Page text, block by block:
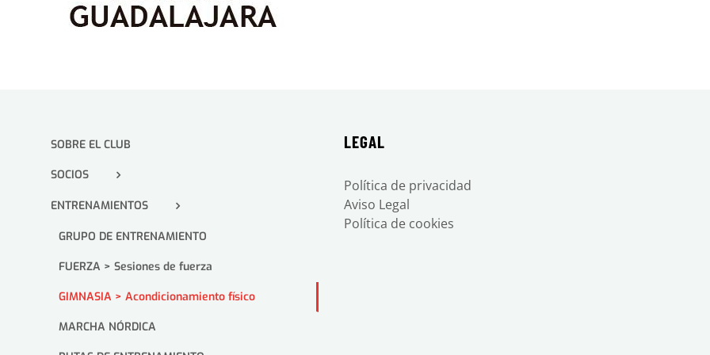
SOBRE EL CLUB
SOCIOS
ENTRENAMIENTOS
GRUPO DE ENTRENAMIENTO
FUERZA > Sesiones de fuerza
GIMNASIA > Acondicionamiento físico
MARCHA NÓRDICA
LEGAL
Política de privacidad
Aviso Legal
Política de cookies